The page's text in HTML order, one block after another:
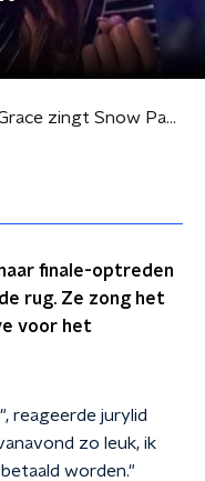
'Sensationeel', Glennis Grace zingt Snow Patrol in finale America's Got Talent
finale-optreden
rug. Ze zong het
voor het
reageerde jurylid
zo leuk, ik
worden."